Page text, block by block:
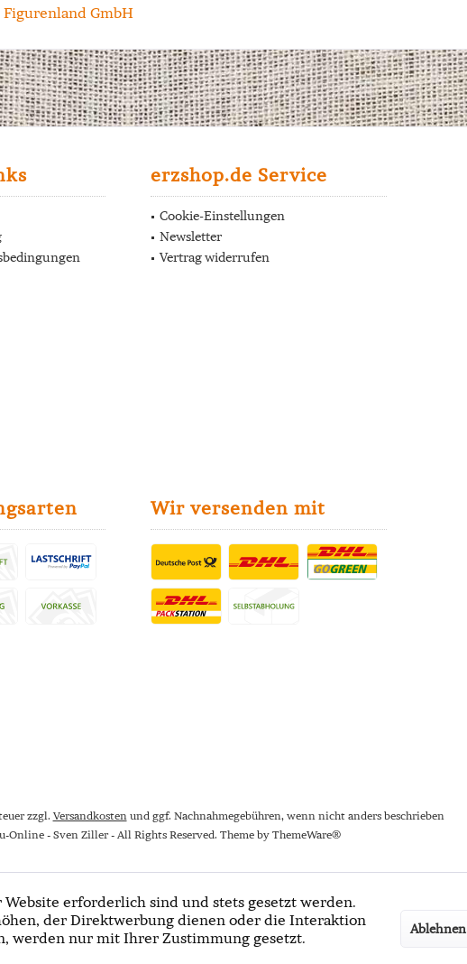
GmbH
erzshop.de Service
Cookie-Einstellungen
Newsletter
Vertrag widerrufen
Wir versenden mit
zzgl. Versandkostenund ggf. Nachnahmegebühren, wenn nicht anders beschrieben
Online - Sven Ziller - All Rights Reserved. Theme by ThemeWare®
erforderlich sind und stets gesetzt werden.
der Direktwerbung dienen oder die Interaktion
werden nur mit Ihrer Zustimmung gesetzt.
Ablehnen